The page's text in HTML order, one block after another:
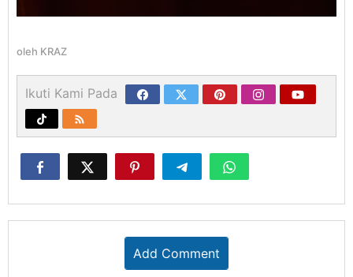
oleh KRAZ
Ikuti Kami Pada
Add Comment